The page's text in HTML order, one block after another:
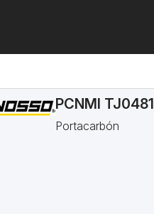
PCNMI TJ0481
Portacarbón